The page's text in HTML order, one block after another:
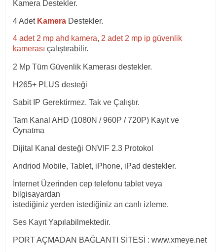
Kamera Destekler.
4 Adet Kamera Destekler.
4 adet 2 mp ahd kamera, 2 adet 2 mp ip güvenlik
kamerası çalıştırabilir.
2 Mp Tüm Güvenlik Kamerası destekler.
H265+ PLUS desteği
Sabit IP Gerektirmez. Tak ve Çalıştır.
Tam Kanal AHD (1080N / 960P / 720P) Kayıt ve
Oynatma
Dijital Kanal desteği ONVIF 2.3 Protokol
Andriod Mobile, Tablet, iPhone, iPad destekler.
İnternet Üzerinden cep telefonu tablet veya
bilgisayardan
istediğiniz yerden istediğiniz an canlı izleme.
Ses Kayıt Yapılabilmektedir.
PORT AÇMADAN BAĞLANTI SİTESİ : www.xmeye.net